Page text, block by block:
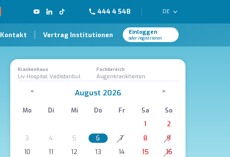
444 4 548 DE
Kontakt Vertrag Institutionen Einloggen
oder registrieren
Krankenhaus
Liv Hospital Vadistanbul
Fachbereich
Augenkrankheiten
< August 2026 >
Mo Di Mi Do Fr Sa
So
1
2
3
4 5 6 7 8
9
10
11 12 13 14 15
16